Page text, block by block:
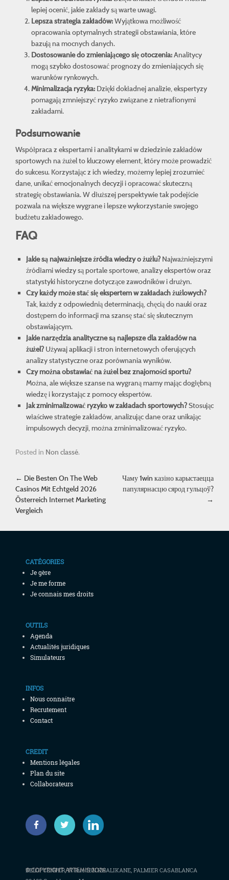
lepiej ocenić, jakie zakłady są warte uwagi.
Lepsza strategia zakładów:Wyjątkowa możliwość
opracowania optymalnych strategii obstawiania, które
bazują na mocnych danych.
Dostosowanie do zmieniającego się otoczenia:Analitycy
mogą szybko dostosować prognozy do zmieniających się
warunków rynkowych.
Minimalizacja ryzyka:Dzięki dokładnej analizie, ekspertyzy
pomagają zmniejszyć ryzyko związane z nietrafionymi
zakładami.
Podsumowanie
Współpraca z ekspertami i analitykami w dziedzinie zakładów
sportowych na żużel to kluczowy element, który może prowadzić
do sukcesu. Korzystając z ich wiedzy, możemy lepiej zrozumieć
dane, unikać emocjonalnych decyzji i opracować skuteczną
strategię obstawiania. W dłuższej perspektywie tak podejście
pozwala na większe wygrane i lepsze wykorzystanie swojego
budżetu zakładowego.
FAQ
Jakie są najważniejsze źródła wiedzy o żużlu? Najważniejszymi
źródłami wiedzy są portale sportowe, analizy ekspertów oraz
statystyki historyczne dotyczące zawodników i drużyn.
Czy każdy może stać się ekspertem w zakładach żużlowych?
Tak, każdy z odpowiednią determinacją, chęcią do nauki oraz
dostępem do informacji ma szansę stać się skutecznym
obstawiającym.
Jakie narzędzia analityczne są najlepsze dla zakładów na
żużel? Używaj aplikacji i stron internetowych oferujących
analizy statystyczne oraz porównania wyników.
Czy można obstawiać na żużel bez znajomości sportu?
Można, ale większe szanse na wygraną mamy mając dogłębną
wiedzę i korzystając z pomocy ekspertów.
Jak zminimalizować ryzyko w zakładach sportowych?Stosując
właściwe strategie zakładów, analizując dane oraz unikając
impulsowych decyzji, można zminimalizować ryzyko.
Posted in Non classé.
Post navigation
← Die Besten On The Web
Casinos Mit Echtgeld 2026
Österreich Internet Marketing
Vergleich
Чаму 1win казіно карыстаецца
папулярнасцю сярод гульцоў?
→
CATÉGORIES
Je gère
Je me forme
Je connais mes droits
OUTILS
Agenda
Actualités juridiques
Simulateurs
INFOS
Nous connaitre
Recrutement
Contact
CREDIT
Mentions légales
Plan du site
Collaborateurs
BELGI CENTER, 17 Rue IBN KHALIKANE, PALMIER CASABLANCA
© COPYRIGHT ARTEMIS 2026